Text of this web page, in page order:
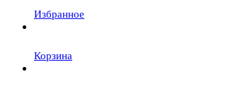
Избранное
Корзина